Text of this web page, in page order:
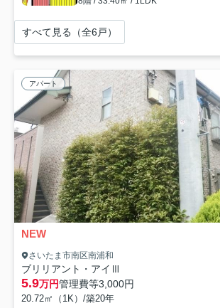
すべて見る（全6戸）
アパート
NEW
さいたま市南区南浦和
ブリリアント・アイⅢ
5.9万円管理費等3,000円
20.72㎡（1K）/築20年